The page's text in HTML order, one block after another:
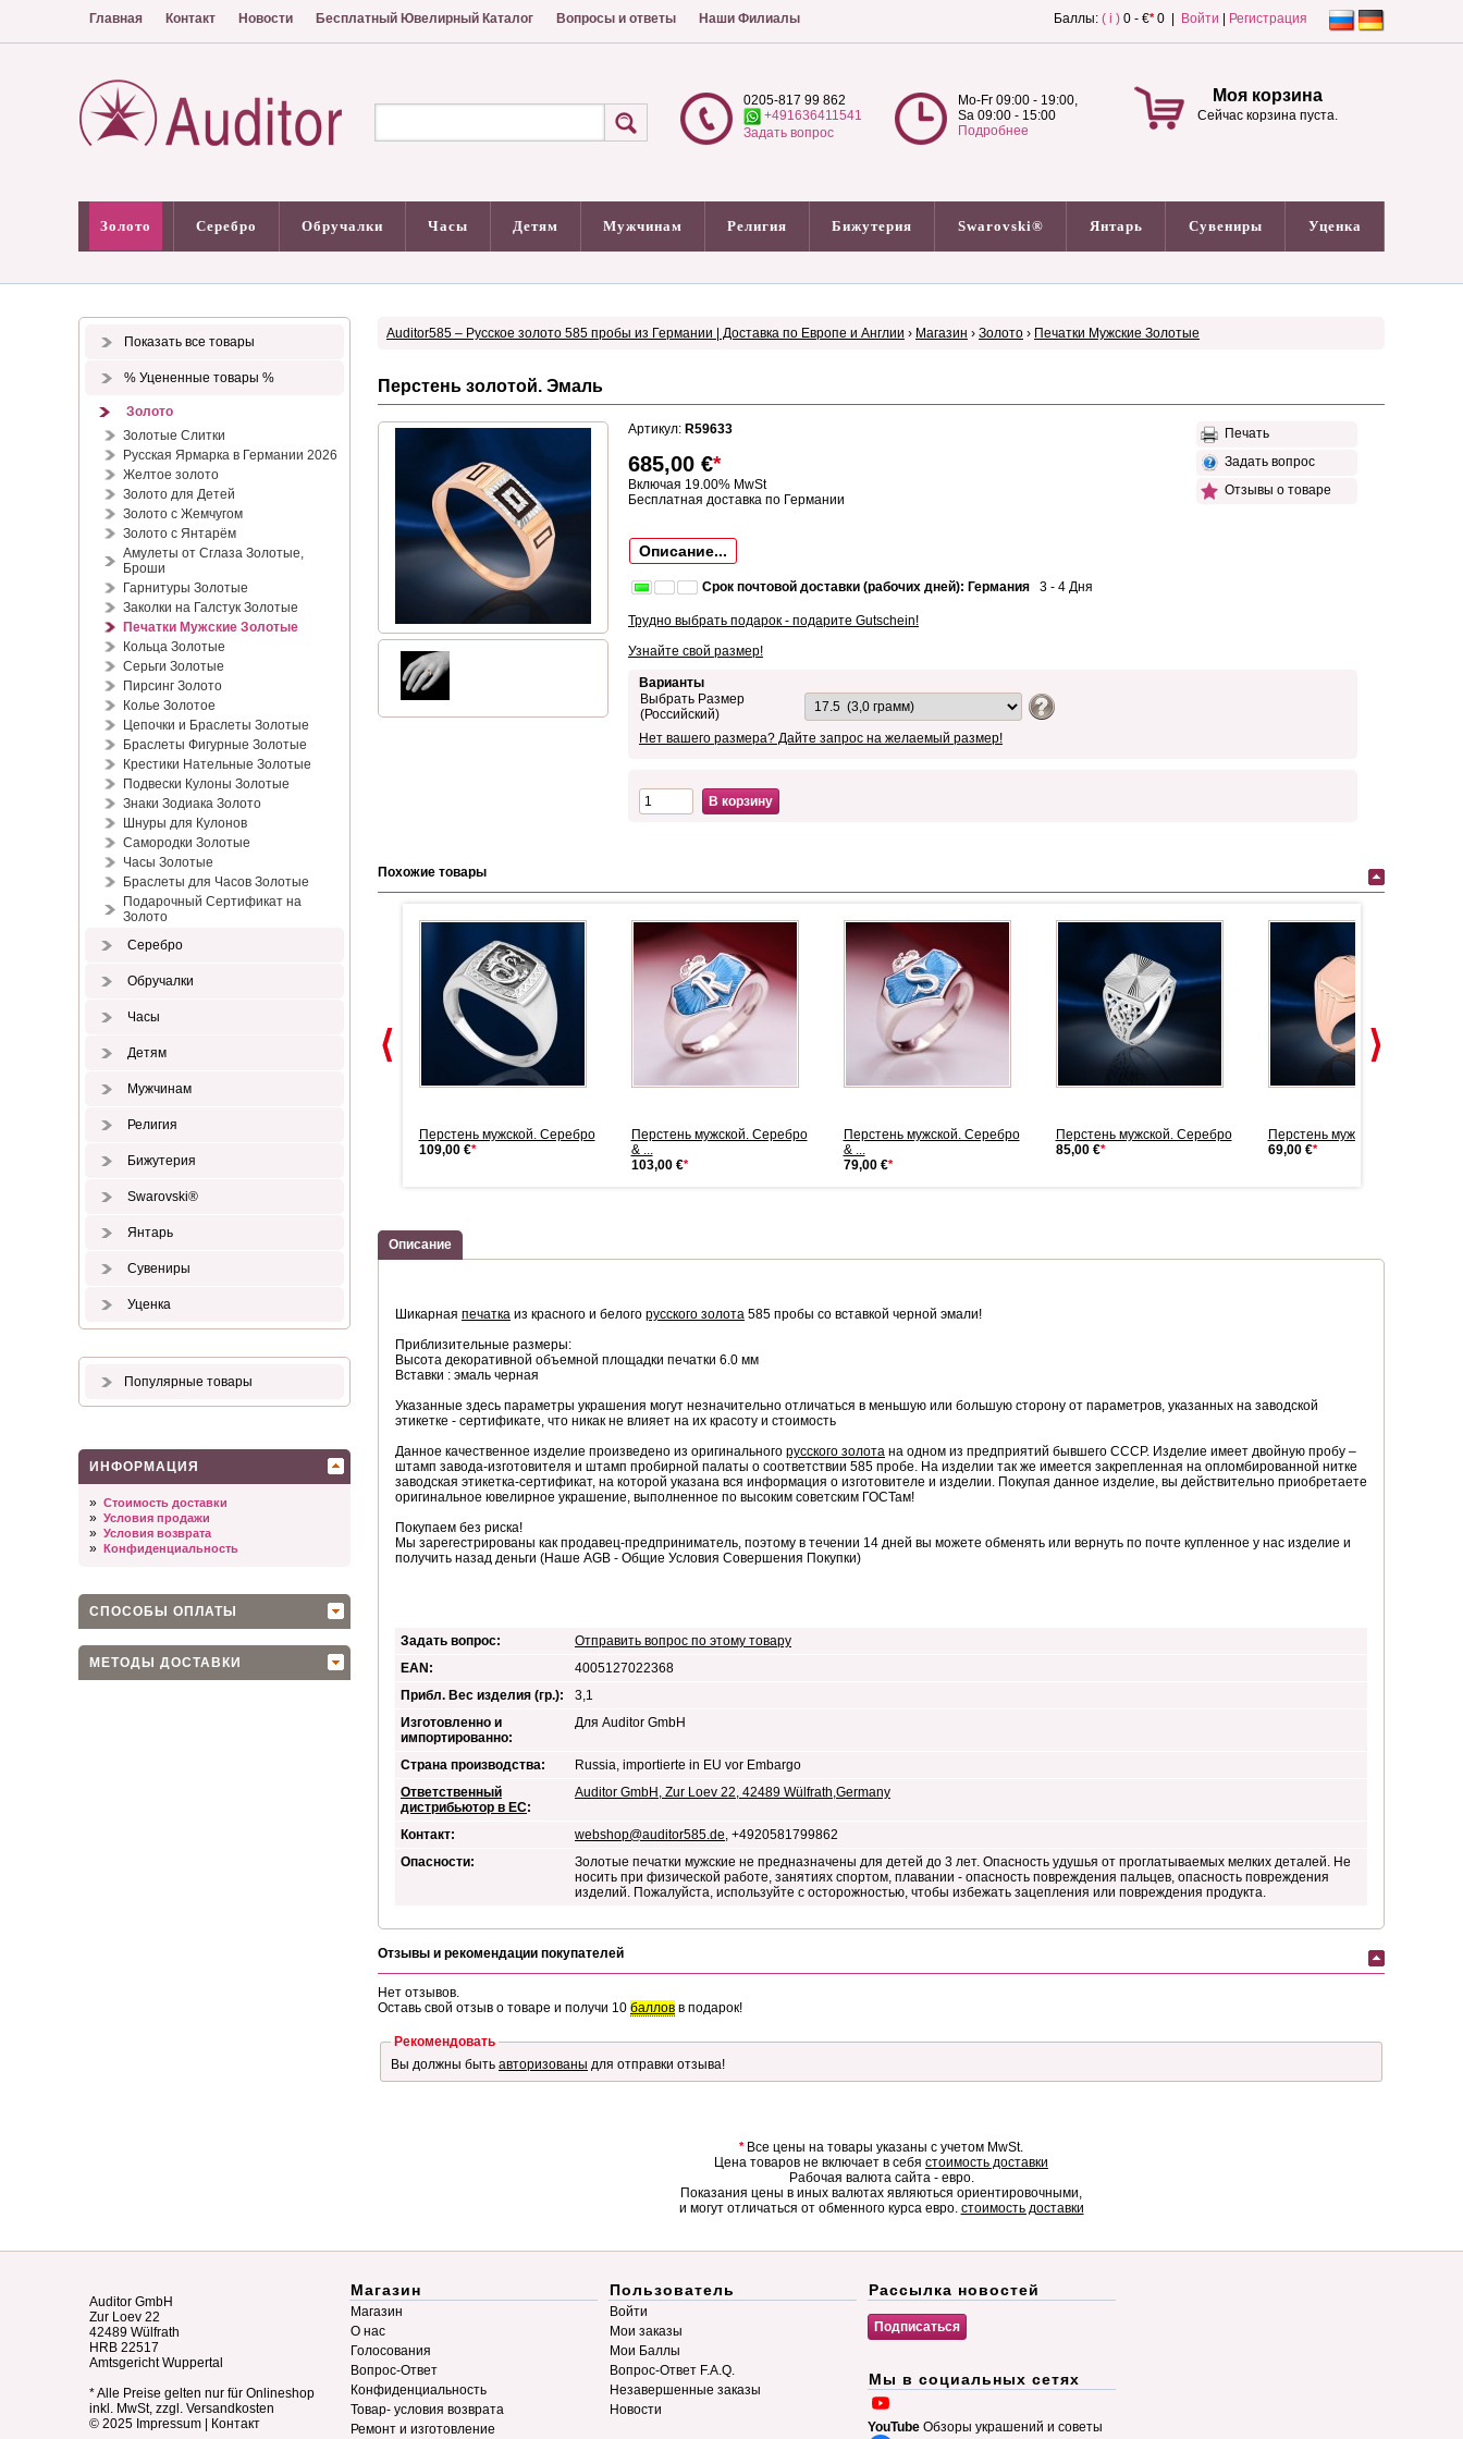
Главная Контакт Новости Бесплатный Ювелирный Каталог Вопросы и ответы Наши Филиалы Баллы: ( i ) 0 - €*0 | Войти Регистрация
0205-817 99 862
+491636411541
Задать вопрос
Mo-Fr 09:00 - 19:00,
Sa 09:00 - 15:00
Подробнее
Моя корзина
Сейчас корзина пуста.
Золото Серебро Обручалки Часы Детям Мужчинам Религия Бижутерия Swarovski® Янтарь Сувениры Уценка
Показать все товары
% Уцененные товары %
Золото
Золотые Слитки
Русская Ярмарка в Германии 2026
Желтое золото
Золото для Детей
Золото с Жемчугом
Золото с Янтарём
Амулеты от Сглаза Золотые,
Броши
Гарнитуры Золотые
Заколки на Галстук Золотые
Печатки Мужские Золотые
Кольца Золотые
Серьги Золотые
Пирсинг Золото
Колье Золотое
Цепочки и Браслеты Золотые
Браслеты Фигурные Золотые
Крестики Нательные Золотые
Подвески Кулоны Золотые
Знаки Зодиака Золото
Шнуры для Кулонов
Самородки Золотые
Часы Золотые
Браслеты для Часов Золотые
Подарочный Сертификат на
Золото
Серебро
Обручалки
Часы
Детям
Мужчинам
Религия
Бижутерия
Swarovski®
Янтарь
Сувениры
Уценка
Популярные товары
ИНФОРМАЦИЯ
» Стоимость доставки
» Условия продажи
» Условия возврата
» Конфиденциальность
СПОСОБЫ ОПЛАТЫ
МЕТОДЫ ДОСТАВКИ
Auditor585 – Русское золото 585 пробы из Германии | Доставка по Европе и Англии › Магазин › Золото › Печатки Мужские Золотые
Перстень золотой. Эмаль
Артикул: R59633
685,00 €*
Включая 19.00% MwSt
Бесплатная доставка по Германии
Описание...
Срок почтовой доставки (рабочих дней): Германия 3 - 4 Дня
Трудно выбрать подарок - подарите Gutschein!
Узнайте свой размер!
Печать
Задать вопрос
Отзывы о товаре
Варианты
Выбрать Размер
(Российский)
Нет вашего размера? Дайте запрос на желаемый размер!
В корзину
Похожие товары
фианит. Печатка
Перстень мужской. Серебро
109,00 €*
Перстень мужской. Серебро
& ...
103,00 €*
Перстень мужской. Серебро
& ...
79,00 €*
Перстень мужской. Серебро
85,00 €*
Перстень мужской. Серебро
69,00 €*
Описание
Шикарная печатка из красного и белого русского золота 585 пробы со вставкой черной эмали!
Приблизительные размеры:
Высота декоративной объемной площадки печатки 6.0 мм
Вставки : эмаль черная
Указанные здесь параметры украшения могут незначительно отличаться в меньшую или большую сторону от параметров, указанных на заводской
этикетке - сертификате, что никак не влияет на их красоту и стоимость
Данное качественное изделие произведено из оригинального русского золота на одном из предприятий бывшего СССР. Изделие имеет двойную пробу –
штамп завода-изготовителя и штамп пробирной палаты о соответствии 585 пробе. На изделии так же имеется закрепленная на опломбированной нитке
заводская этикетка-сертификат, на которой указана вся информация о изготовителе и изделии. Покупая данное изделие, вы действительно приобретаете
оригинальное ювелирное украшение, выполненное по высоким советским ГОСТам!
Покупаем без риска!
Мы зарегестрированы как продавец-предприниматель, поэтому в течении 14 дней вы можете обменять или вернуть по почте купленное у нас изделие и
получить назад деньги (Наше AGB - Общие Условия Совершения Покупки)
Задать вопрос:
Отправить вопрос по этому товару
EAN:
4005127022368
Прибл. Вес изделия (гр.):
3,1
Изготовленно и
импортированно:
Для Auditor GmbH
Страна производства:
Russia, importierte in EU vor Embargo
Ответственный
дистрибьютор в ЕС:
Auditor GmbH, Zur Loev 22, 42489 Wülfrath,Germany
Контакт: webshop@auditor585.de, +4920581799862
Опасности:
Золотые печатки мужские не предназначены для детей до 3 лет. Опасность удушья от проглатываемых мелких деталей. Не
носить при физической работе, занятиях спортом, плавании - опасность повреждения пальцев, опасность повреждения
изделий. Пожалуйста, используйте с осторожностью, чтобы избежать зацепления или повреждения продукта.
Отзывы и рекомендации покупателей
Нет отзывов.
Оставь свой отзыв о товаре и получи 10 баллов в подарок!
Рекомендовать
Вы должны быть авторизованы для отправки отзыва!
*Все цены на товары указаны с учетом MwSt.
Цена товаров не включает в себя стоимость доставки
Рабочая валюта сайта - евро.
Показания цены в иных валютах являються ориентировочными,
и могут отличаться от обменного курса евро. стоимость доставки
Auditor GmbH
Zur Loev 22
42489 Wülfrath
HRB 22517
Amtsgericht Wuppertal
* Alle Preise gelten nur für Onlineshop
inkl. MwSt, zzgl. Versandkosten
© 2025 Impressum | Контакт
Магазин
Магазин
О нас
Голосования
Вопрос-Ответ
Конфиденциальность
Товар- условия возврата
Ремонт и изготовление
Пользователь
Войти
Мои заказы
Мои Баллы
Вопрос-Ответ F.A.Q.
Незавершенные заказы
Новости
Рассылка новостей
Мы в социальных сетях
YouTube Обзоры украшений и советы